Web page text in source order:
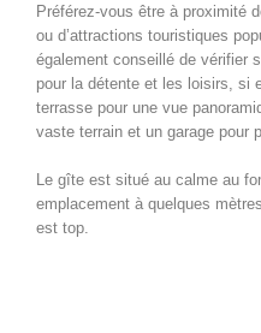
Préférez-vous être à proximité
ou d’attractions touristiques
également conseillé de vérifier
pour la détente et les loisirs, si
terrasse pour une vue
vaste terrain et un garage pour
Le gîte est situé au calme au
emplacement à quelques
est top.